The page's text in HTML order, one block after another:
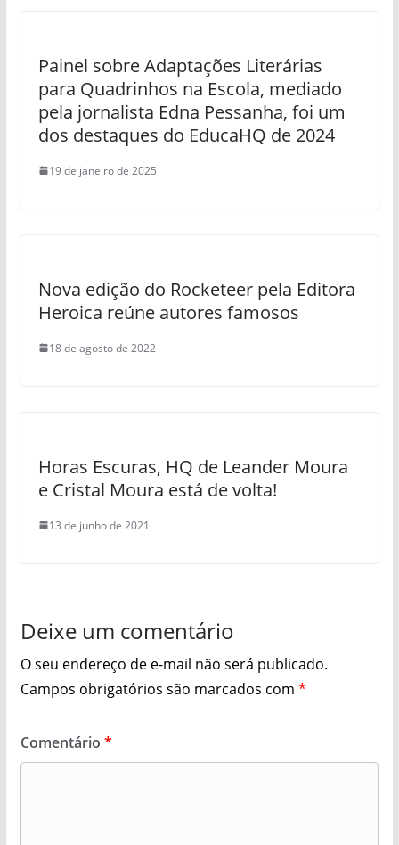
Painel sobre Adaptações Literárias
para Quadrinhos na Escola, mediado
pela jornalista Edna Pessanha, foi um
dos destaques do EducaHQ de 2024
19 de janeiro de 2025
Nova edição do Rocketeer pela Editora
Heroica reúne autores famosos
18 de agosto de 2022
Horas Escuras, HQ de Leander Moura
e Cristal Moura está de volta!
13 de junho de 2021
Deixe um comentário
O seu endereço de e-mail não será publicado.
Campos obrigatórios são marcados com *
Comentário *